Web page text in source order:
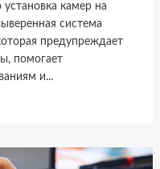
установка камер на
система
предупреждает
помогает
и...